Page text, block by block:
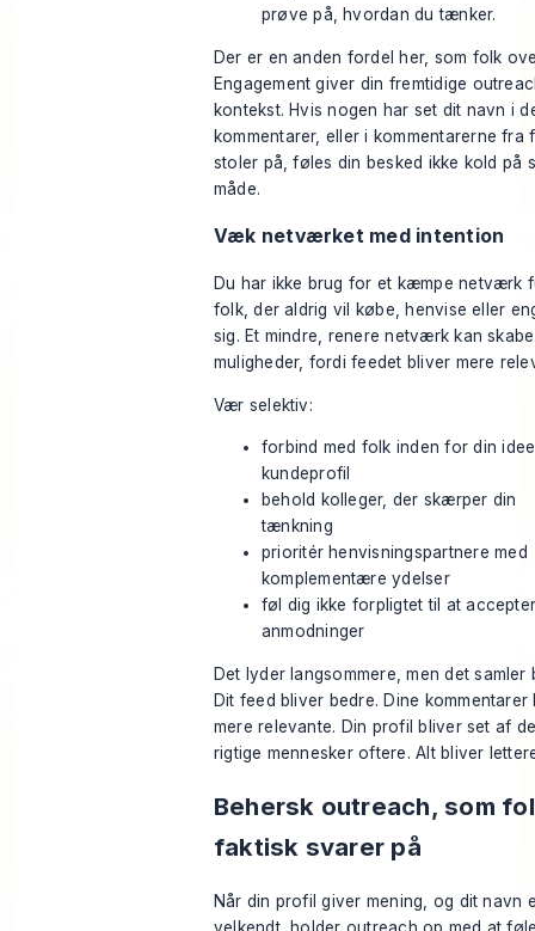
prøve på, hvordan du tænker.
Der er en anden fordel her, som folk
Engagement giver din fremtidige
kontekst. Hvis nogen har set dit navn i
kommentarer, eller i kommentarerne fra
stoler på, føles din besked ikke kold på
måde.
Væk netværket med intention
Du har ikke brug for et kæmpe netværk
folk, der aldrig vil købe, henvise eller
sig. Et mindre, renere netværk kan
muligheder, fordi feedet bliver mere
Vær selektiv:
forbind med folk inden for din
kundeprofil
behold kolleger, der skærper din
tænkning
prioritér henvisningspartnere med
komplementære ydelser
føl dig ikke forpligtet til at
anmodninger
Det lyder langsommere, men det samler
Dit feed bliver bedre. Dine kommentarer
mere relevante. Din profil bliver set af
rigtige mennesker oftere. Alt bliver
Behersk outreach, som
faktisk svarer på
Når din profil giver mening, og dit navn
velkendt, holder outreach op med at